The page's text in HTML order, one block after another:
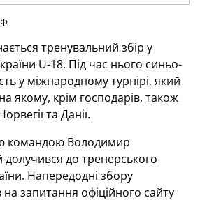
тренувальний збір у
U-18. Під час нього синьо-
у міжнародному турнірі, який
якому, крім господарів, також
та Данії.
командою Володимир
до тренерського
Напередодні збору
на запитання офіційного сайту